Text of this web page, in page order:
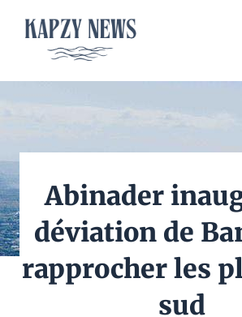
contenu
Abinader
déviation de
rapprocher les
sud